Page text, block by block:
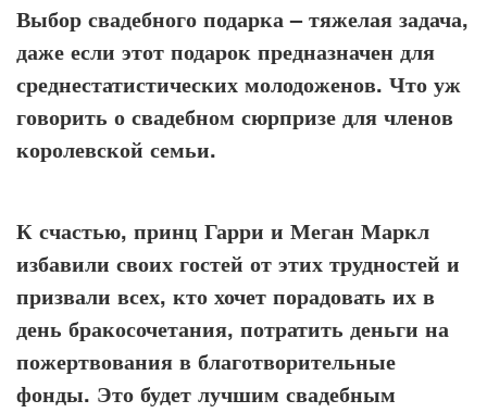
Выбор свадебного подарка – тяжелая задача,
даже если этот подарок предназначен для
среднестатистических молодоженов. Что уж
говорить о свадебном сюрпризе для членов
королевской семьи.
К счастью, принц Гарри и Меган Маркл
избавили своих гостей от этих трудностей и
призвали всех, кто хочет порадовать их в
день бракосочетания, потратить деньги на
пожертвования в благотворительные
фонды. Это будет лучшим свадебным